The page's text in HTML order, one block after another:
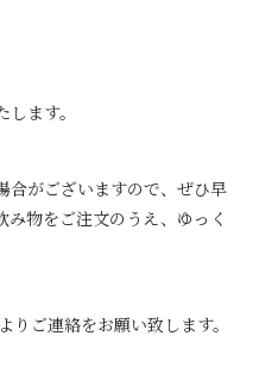
ます。
合がございますので、ぜひ早
物をご注文のうえ、ゆっく
ご連絡をお願い致します。